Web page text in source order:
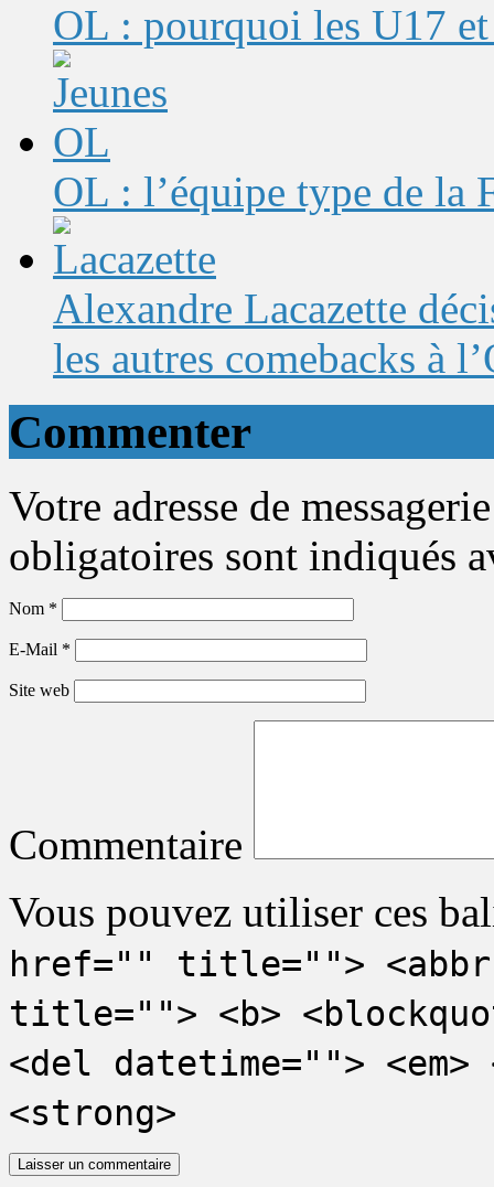
OL : pourquoi les U17
OL : l’équipe type de la
Alexandre Lacazette
les autres comebacks à
Commenter
Votre adresse de
obligatoires sont indiqués
Nom *
E-Mail *
Site web
Commentaire
Vous pouvez utiliser ces
href="" title="">
title=""> <b>
<del datetime="">
<strong>